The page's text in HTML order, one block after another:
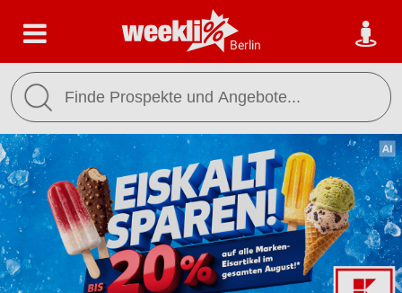
Berlin